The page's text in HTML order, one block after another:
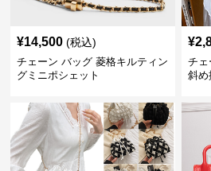
¥14,500 (税込)
チェーン バッグ 菱格キルティン
グミニポシェット
¥
チェ
斜め